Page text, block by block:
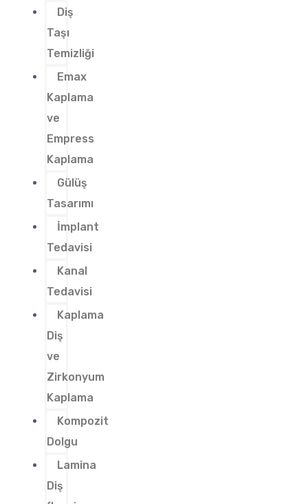
Diş
Taşı
Temizliği
Emax
Kaplama
ve
Empress
Kaplama
Gülüş
Tasarımı
İmplant
Tedavisi
Kanal
Tedavisi
Kaplama
Diş
ve
Zirkonyum
Kaplama
Kompozit
Dolgu
Lamina
Diş